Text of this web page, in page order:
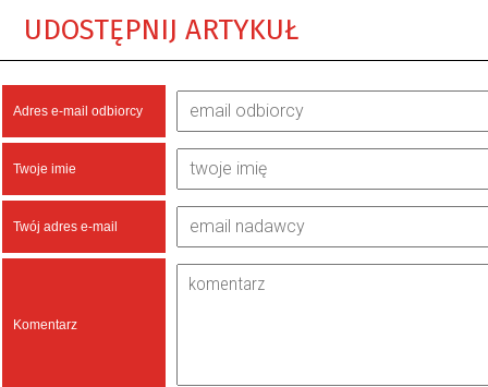
UDOSTĘPNIJ ARTYKUŁ
Adres e-mail odbiorcy
Twoje imie
Twój adres e-mail
Komentarz